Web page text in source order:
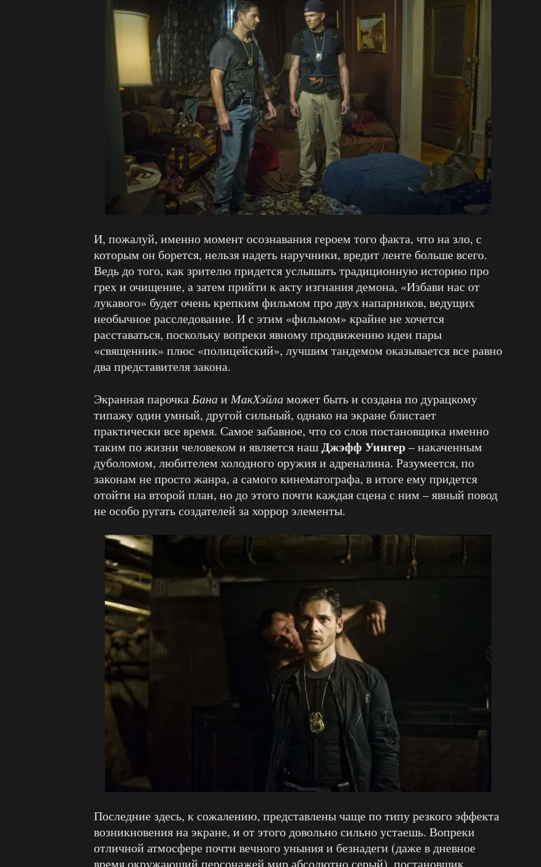
И, пожалуй, именно момент осознавания героем того факта, что на зло, с
которым он борется, нельзя надеть наручники, вредит ленте больше всего.
Ведь до того, как зрителю придется услышать традиционную историю про
грех и очищение, а затем прийти к акту изгнания демона, «Избави нас от
лукавого» будет очень крепким фильмом про двух напарников, ведущих
необычное расследование. И с этим «фильмом» крайне не хочется
расставаться, поскольку вопреки явному продвижению идеи пары
«священник» плюс «полицейский», лучшим тандемом оказывается все равно
два представителя закона.
Экранная парочка Банаи МакХэйламожет быть и создана по дурацкому
типажу один умный, другой сильный, однако на экране блистает
практически все время. Самое забавное, что со слов постановщика именно
таким по жизни человеком и является нашДжэфф Уингер– накаченным
дуболомом, любителем холодного оружия и адреналина. Разумеется, по
законам не просто жанра, а самого кинематографа, в итоге ему придется
отойти на второй план, но до этого почти каждая сцена с ним – явный повод
не особо ругать создателей за хоррор элементы.
Последние здесь, к сожалению, представлены чаще по типу резкого эффекта
возникновения на экране, и от этого довольно сильно устаешь. Вопреки
отличной атмосфере почти вечного уныния и безнадеги (даже в дневное
время окружающий персонажей мир абсолютно серый), постановщик